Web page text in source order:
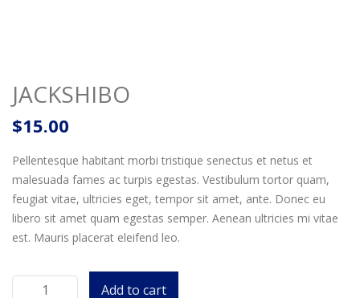
JACKSHIBO
$15.00
Pellentesque habitant morbi tristique senectus et netus et
malesuada fames ac turpis egestas. Vestibulum tortor quam,
feugiat vitae, ultricies eget, tempor sit amet, ante. Donec eu
libero sit amet quam egestas semper. Aenean ultricies mi vitae
est. Mauris placerat eleifend leo.
Add to cart